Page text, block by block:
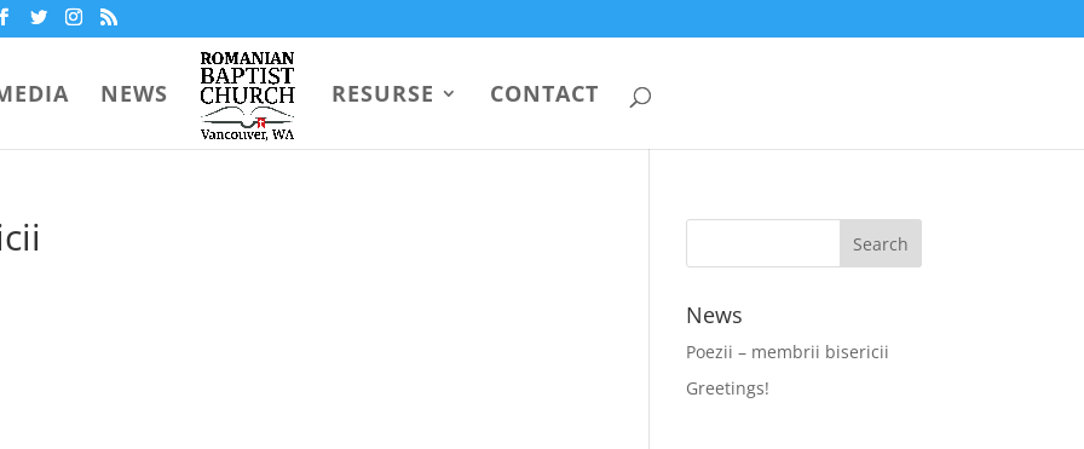
NEWS RESURSE CONTACT
News
Poezii – membrii bisericii
Greetings!